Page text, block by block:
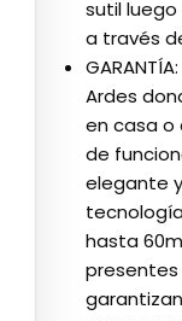
sutil
a través
Ardes
en casa o
de
elegante
hasta
presentes